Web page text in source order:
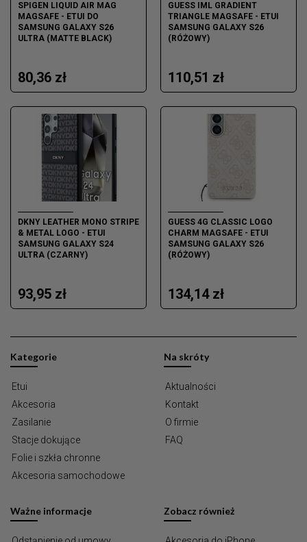
SPIGEN LIQUID AIR MAG
MAGSAFE - ETUI DO
SAMSUNG GALAXY S26
ULTRA (MATTE BLACK)
80,36 zł
GUESS IML GRADIENT
TRIANGLE MAGSAFE - ETUI
SAMSUNG GALAXY S26
(RÓŻOWY)
110,51 zł
DKNY LEATHER MONO STRIPE
& METAL LOGO - ETUI
SAMSUNG GALAXY S24
ULTRA (CZARNY)
93,95 zł
GUESS 4G CLASSIC LOGO
CHARM MAGSAFE - ETUI
SAMSUNG GALAXY S26
(RÓŻOWY)
134,14 zł
Kategorie
Etui
Akcesoria
Zasilanie
Stacje dokujące
Folie i szkła chronne
Akcesoria samochodowe
Na skróty
Aktualności
Kontakt
O firmie
FAQ
Ważne informacje Zobacz również